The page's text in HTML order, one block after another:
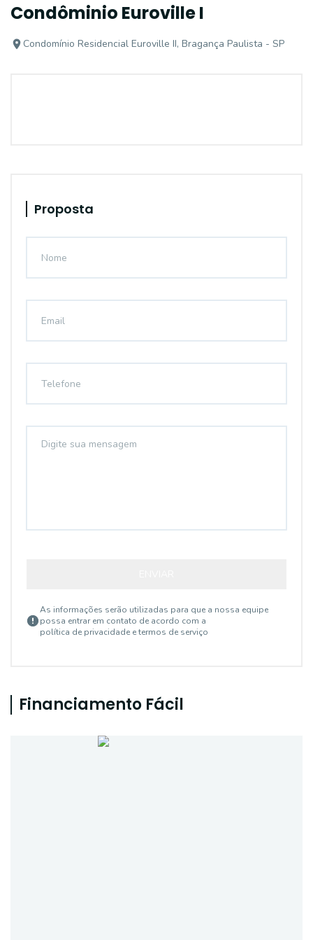
Condôminio Euroville I
Condomínio Residencial Euroville II, Bragança Paulista - SP
Proposta
As informações serão utilizadas para que a nossa equipe
possa entrar em contato de acordo com a
política de privacidade e termos de serviço
Financiamento Fácil